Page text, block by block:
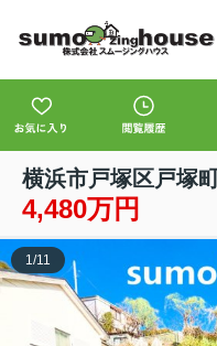
横浜市戸塚区戸塚
4,480万円
1/11